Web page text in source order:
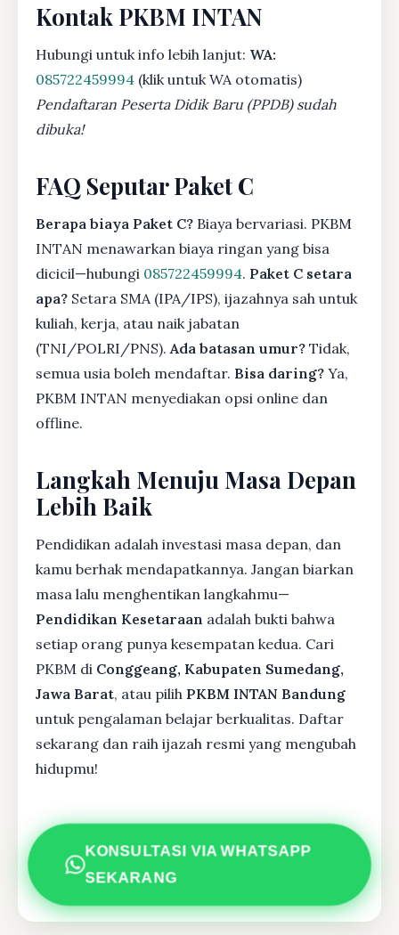
Kontak PKBM INTAN
Hubungi untuk info lebih lanjut: WA:
085722459994 (klik untuk WA otomatis)
Pendaftaran Peserta Didik Baru (PPDB) sudah
dibuka!
FAQ Seputar Paket C
Berapa biaya Paket C? Biaya bervariasi. PKBM
INTAN menawarkan biaya ringan yang bisa
dicicil—hubungi 085722459994. Paket C setara
apa? Setara SMA (IPA/IPS), ijazahnya sah untuk
kuliah, kerja, atau naik jabatan
(TNI/POLRI/PNS).Ada batasan umur? Tidak,
semua usia boleh mendaftar. Bisa daring? Ya,
PKBM INTAN menyediakan opsi online dan
offline.
Langkah Menuju Masa Depan
Lebih Baik
Pendidikan adalah investasi masa depan, dan
kamu berhak mendapatkannya. Jangan biarkan
masa lalu menghentikan langkahmu—
Pendidikan Kesetaraan adalah bukti bahwa
setiap orang punya kesempatan kedua. Cari
PKBM di Conggeang, Kabupaten Sumedang,
Jawa Barat, atau pilih PKBM INTAN Bandung
untuk pengalaman belajar berkualitas. Daftar
sekarang dan raih ijazah resmi yang mengubah
hidupmu!
KONSULTASI VIA WHATSAPP
SEKARANG